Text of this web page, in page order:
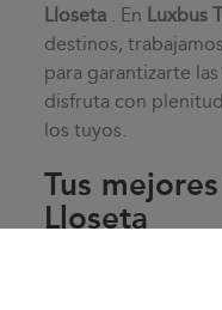
Lloseta . En Luxbus
destinos,
para garantizarte
disfruta con
los tuyos.
Tus
Lloseta